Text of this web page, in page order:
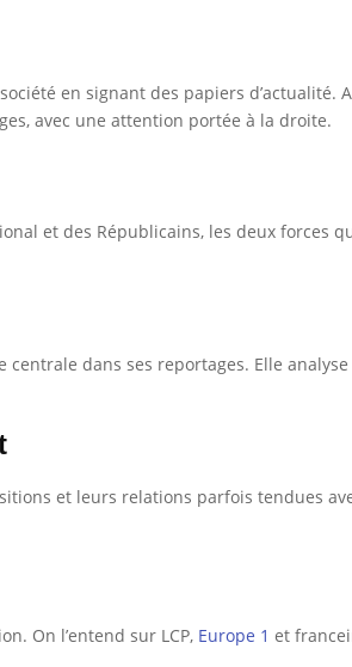
en signant des papiers d’actualité.
avec une attention portée à la droite.
et des Républicains, les deux forces
dans ses reportages. Elle
et leurs relations parfois tendues
On l’entend sur LCP, Europe 1 et